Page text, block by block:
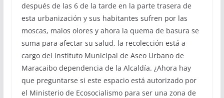
después de las 6 de la tarde en la parte trasera de
esta urbanización y sus habitantes sufren por las
moscas, malos olores y ahora la quema de basura se
suma para afectar su salud, la recolección está a
cargo del Instituto Municipal de Aseo Urbano de
Maracaibo dependencia de la Alcaldía. ¿Ahora hay
que preguntarse si este espacio está autorizado por
el Ministerio de Ecosocialismo para ser una zona de